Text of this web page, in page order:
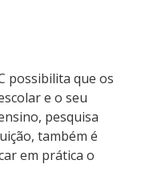
possibilita que os
e o seu
pesquisa
também é
em prática o